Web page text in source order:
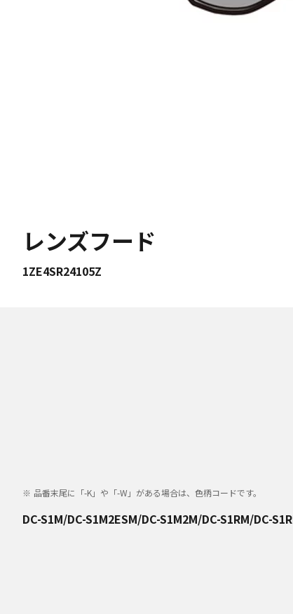
レンズフード
1ZE4SR24105Z
品番末尾に「-K」や「-W」がある場合は、色柄コードです。
DC-S1M/DC-S1M2ESM/DC-S1M2M/DC-S1RM/DC-